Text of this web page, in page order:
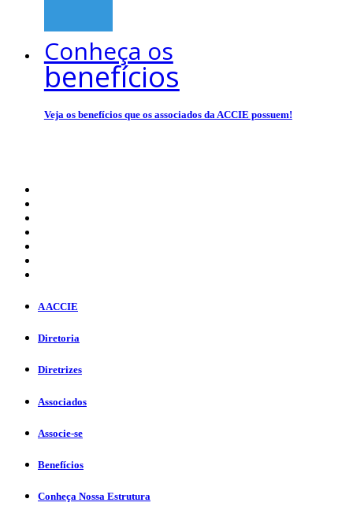
Conheça os
benefícios
Veja os benefícios que os associados da ACCIE possuem!
A ACCIE
Diretoria
Diretrizes
Associados
Associe-se
Benefícios
Conheça Nossa Estrutura